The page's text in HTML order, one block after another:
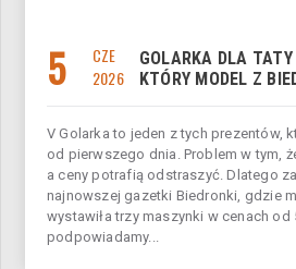
5
CZE
2026
GOLARKA DLA
KTÓRY MODEL Z
V Golarka to jeden z tych prezentów,
od pierwszego dnia. Problem w tym,
a ceny potrafią odstraszyć. Dlatego
najnowszej gazetki Biedronki, gdzie
wystawiła trzy maszynki w cenach od
podpowiadamy...